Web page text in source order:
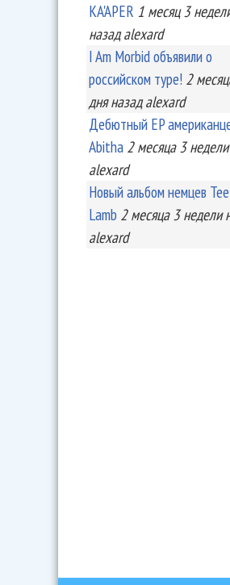
KA'APER 1 месяц 3
назад alexard
I Am Morbid объявили о
российском туре! 2
дняназад alexard
Дебютный EP
Abitha 2 месяца 3 недели
alexard
Новый альбом немцев
Lamb 2 месяца 3 недели
alexard